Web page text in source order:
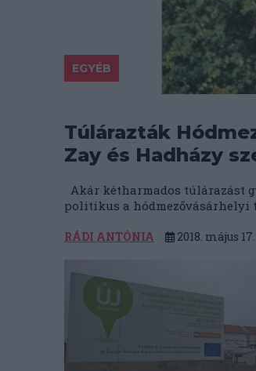
EGYÉB
Túlárazták
Zay és Hadházy
Akár kétharmados túlárazást
politikus a hódmezővásárhelyi
RÁDI ANTÓNIA 2018. május 17.